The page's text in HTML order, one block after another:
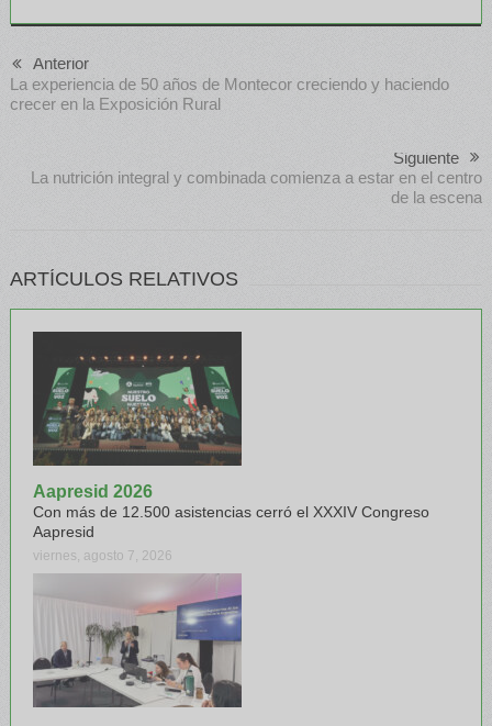
Anterior
La experiencia de 50 años de Montecor creciendo y haciendo
crecer en la Exposición Rural
Siguiente
La nutrición integral y combinada comienza a estar en el centro
de la escena
ARTÍCULOS RELATIVOS
Aapresid 2026
Con más de 12.500 asistencias cerró el XXXIV Congreso
Aapresid
viernes, agosto 7, 2026